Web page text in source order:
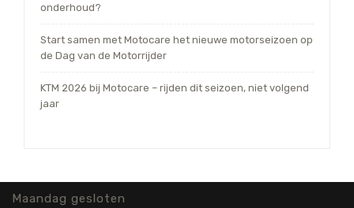
onderhoud?
Start samen met Motocare het nieuwe motorseizoen op
de Dag van de Motorrijder
KTM 2026 bij Motocare – rijden dit seizoen, niet volgend
jaar
Maandag gesloten